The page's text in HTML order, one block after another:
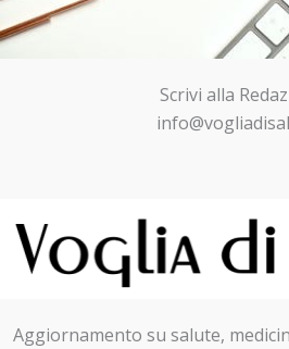
Scrivi alla
Aggiornamento su salute,